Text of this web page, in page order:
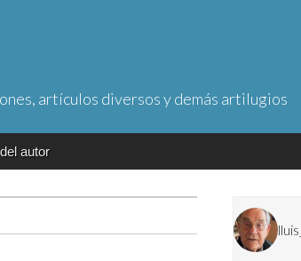
artículos diversos y demás artilugios
autor